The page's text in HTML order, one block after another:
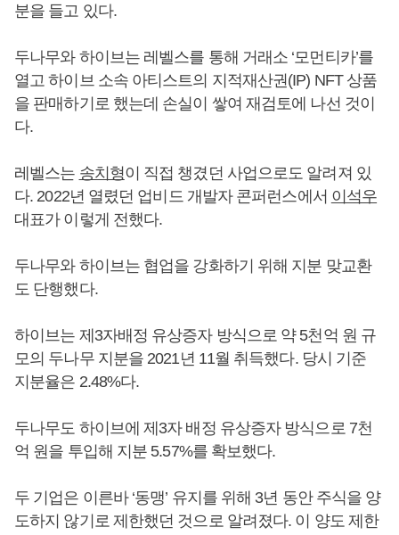
분을 들고 있다.
두나무와 하이브는 레벨스를 통해 거래소 ‘모먼티카’를
열고 하이브 소속 아티스트의 지적재산권(IP) NFT 상품
을 판매하기로 했는데 손실이 쌓여 재검토에 나선 것이
다.
레벨스는 송치형이 직접 챙겼던 사업으로도 알려져 있
다. 2022년 열렸던 업비드 개발자 콘퍼런스에서 이석우
대표가 이렇게 전했다.
두나무와 하이브는 협업을 강화하기 위해 지분 맞교환
도 단행했다.
하이브는 제3자배정 유상증자 방식으로 약 5천억 원 규
모의 두나무 지분을 2021년 11월 취득했다. 당시 기준
지분율은 2.48%다.
두나무도 하이브에 제3자 배정 유상증자 방식으로 7천
억 원을 투입해 지분 5.57%를 확보했다.
두 기업은 이른바 ‘동맹’ 유지를 위해 3년 동안 주식을 양
도하지 않기로 제한했던 것으로 알려졌다. 이 양도 제한